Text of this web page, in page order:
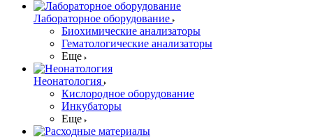
Лабораторное оборудование
Биохимические анализаторы
Гематологические анализаторы
Еще
Неонатология
Кислородное оборудование
Инкубаторы
Еще